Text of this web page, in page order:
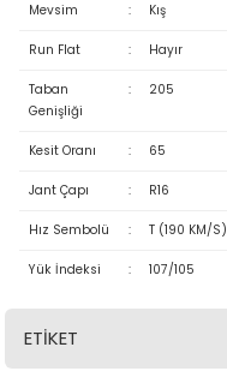
Mevsim : Kış
Run Flat : Hayır
Taban
Genişliği
: 205
Kesit Oranı : 65
Jant Çapı : R16
Hız Sembolü : T (190 KM/S)
Yük İndeksi : 107/105
ETİKET